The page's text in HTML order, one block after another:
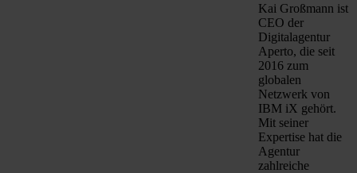
Kai Großmann ist
CEO der
Digitalagentur
Aperto, die seit
2016 zum
globalen
Netzwerk von
IBM iX gehört.
Mit seiner
Expertise hat die
Agentur
zahlreiche